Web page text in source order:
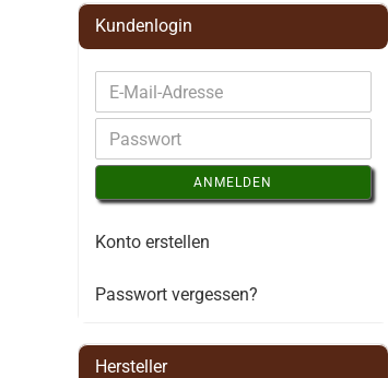
Kundenlogin
ANMELDEN
Konto erstellen
Passwort vergessen?
Hersteller